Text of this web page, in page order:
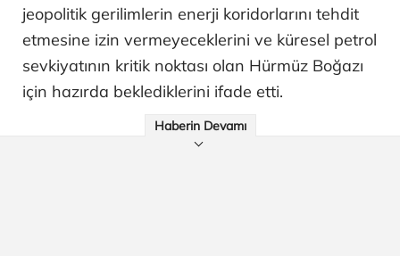
jeopolitik gerilimlerin enerji koridorlarını tehdit
etmesine izin vermeyeceklerini ve küresel petrol
sevkiyatının kritik noktası olan Hürmüz Boğazı
için hazırda beklediklerini ifade etti.
Haberin Devamı